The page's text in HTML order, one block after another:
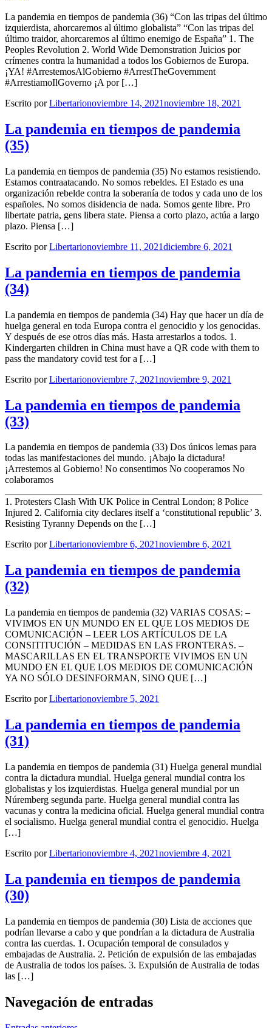
La pandemia en tiempos de pandemia (36) “Con las tripas del último
izquierdista, ahorcaremos al último globalista” “Con las tripas del
último traidor, ahorcaremos al último enemigo de España” 1. The
Peoples Revolution 2. World Wide Demonstration Juicios por
crímenes contra la humanidad a todos los Gobiernos de Europa.
¡YA! #ArrestemosAlGobierno #ArrestTheGovernment
#ArrestiamoIlGoverno ¡A por […]
Escrito porLibertarionoviembre 14, 2021noviembre 18, 2021
La pandemia en tiempos de pandemia
(35)
La pandemia en tiempos de pandemia (35) No estamos resistiendo.
Estamos contraatacando. No somos rebeldes. El Estado es una
organización rebelde contra la soberanía de todos y cada uno de los
españoles. No somos disidencia de nada. Somos gente libre. Pro
libertate patria, gens libera state. Piensa a corto plazo, actúa a largo
plazo. Piensa […]
Escrito porLibertarionoviembre 11, 2021diciembre 6, 2021
La pandemia en tiempos de pandemia
(34)
La pandemia en tiempos de pandemia (34) Hay que hacer un día de
huelga general en toda Europa contra el genocidio y los genocidas.
Y después de ese otros días más. Hasta arrestarlos a todos. 1.
Kindergarten children in China must have a QR code with them to
pass the mandatory covid test for a […]
Escrito porLibertarionoviembre 7, 2021noviembre 9, 2021
La pandemia en tiempos de pandemia
(33)
La pandemia en tiempos de pandemia (33) Dos únicos lemas para
todas las manifestaciones del mundo. ¡Abajo la dictadura!
¡Arrestemos al Gobierno! No consentimos No cooperamos No
colaboramos
1. Protesters Clash With UK Police in Central London; 8 Police
Injured 2. California city declares itself a ‘constitutional republic’ 3.
Resisting Tyranny Depends on the […]
Escrito porLibertarionoviembre 6, 2021noviembre 6, 2021
La pandemia en tiempos de pandemia
(32)
La pandemia en tiempos de pandemia (32) VARIAS COSAS: –
VIVIMOS EN UN MUNDO EN EL QUE LOS MEDIOS DE
COMUNICACIÓN – LEER LOS ARTÍCULOS DE LA
CONSITITUCIÓN – MEDIDAS EN LAS FRONTERAS. –
MASCARILLAS EN EL TRANSPORTE VIVIMOS EN UN
MUNDO EN EL QUE LOS MEDIOS DE COMUNICACIÓN
YA NO SÓLO DESINFORMAN, SINO QUE […]
Escrito porLibertarionoviembre 5, 2021
La pandemia en tiempos de pandemia
(31)
La pandemia en tiempos de pandemia (31) Huelga general mundial
contra la dictadura mundial. Huelga general mundial contra los
globalistas y los izquierdistas. Huelga general mundial por un
Núremberg segunda parte. Huelga general mundial contra las
vacunas y contra la medicina oficial. Huelga general mundial contra
el socialismo. Huelga general mundial contra el genocidio. Huelga
[…]
Escrito porLibertarionoviembre 4, 2021noviembre 4, 2021
La pandemia en tiempos de pandemia
(30)
La pandemia en tiempos de pandemia (30) Lista de acciones que
podrían llevarse a cabo y que pondrían a la dictadura de Australia
contra las cuerdas. 1. Ocupación temporal de consulados y
embajadas de Australia. 2. Petición de expulsión de las embajadas
de Australia de todos los países. 3. Expulsión de Australia de todas
las […]
Navegación de entradas